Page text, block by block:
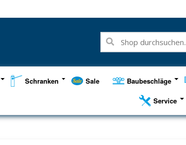
Schranken Sale Baubeschläge
Service